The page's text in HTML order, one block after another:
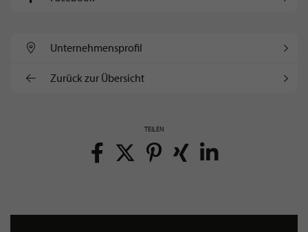
Unternehmens­profil
Zurück zur Übersicht
TEILEN